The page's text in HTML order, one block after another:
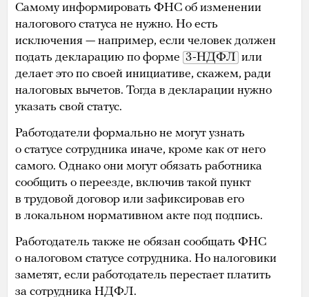
Самому информировать ФНС об изменении
налогового статуса не нужно. Но есть
исключения — например, если человек должен
подать декларацию по форме 3-НДФЛ или
делает это по своей инициативе, скажем, ради
налоговых вычетов. Тогда в декларации нужно
указать свой статус.
Работодатели формально не могут узнать
о статусе сотрудника иначе, кроме как от него
самого. Однако они могут обязать работника
сообщить о переезде, включив такой пункт
в трудовой договор или зафиксировав его
в локальном нормативном акте под подпись.
Работодатель также не обязан сообщать ФНС
о налоговом статусе сотрудника. Но налоговики
заметят, если работодатель перестает платить
за сотрудника НДФЛ.